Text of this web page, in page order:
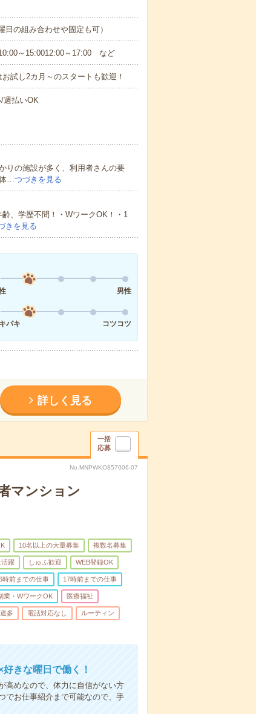
の組み合わせや固定も可）
～15:0012:00～17:00 など
試し2カ月～のスタートも歓迎！
払いOK
りの施設が多く、利用者さんの要
…つづきを見る
、学歴不問！・WワークOK！・1
きを見る
男性
パキ
コツコツ
詳しく見る
一括
応募
No.MNPWKO857006-07
マンション
10名以上の大量募集 複数名募集
躍 しゅふ歓迎 WEB登録OK
時前までの仕事 17時前までの仕事
業・WワークOK 医療福祉
多 電話対応なし ルーティン
きな曜日で働く！
高めなので、体力に自信がない方
でお仕事紹介まで可能なので、手